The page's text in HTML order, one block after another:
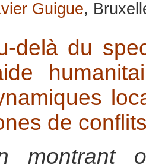
Guigue,
delà du
de
montrant